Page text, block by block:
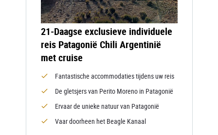
21-Daagse exclusieve individuele
reis Patagonië Chili Argentinië
met cruise
Fantastische accommodaties tijdens uw reis
De gletsjers van Perito Moreno in Patagonië
Ervaar de unieke natuur van Patagonië
Vaar doorheen het Beagle Kanaal